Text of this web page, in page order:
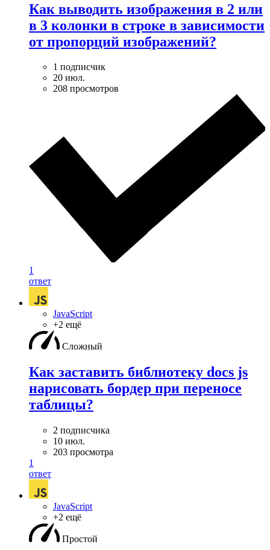
Как выводить изображения в 2 или
в 3 колонки в строке в зависимости
от пропорций изображений?
1 подписчик
20 июл.
208 просмотров
1
ответ
JavaScript
+2 ещё
Сложный
Как заставить библиотеку docs js
нарисовать бордер при переносе
таблицы?
2 подписчика
10 июл.
203 просмотра
1
ответ
JavaScript
+2 ещё
Простой